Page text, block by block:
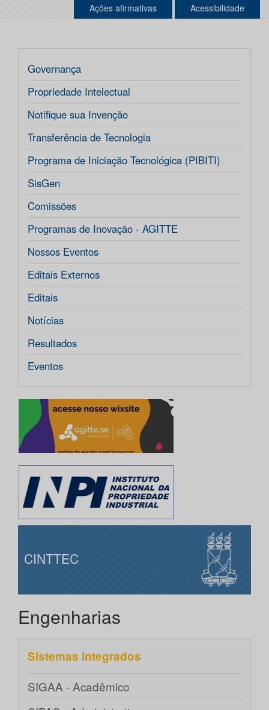
Ações afirmativas Acessibilidade
Governança
Propriedade Intelectual
Notifique sua Invenção
Transferência de Tecnologia
Programa de Iniciação Tecnológica (PIBITI)
SisGen
Comissões
Programas de Inovação - AGITTE
Nossos Eventos
Editais Externos
Editais
Notícias
Resultados
Eventos
CINTTEC
Engenharias
Sistemas integrados
SIGAA - Acadêmico